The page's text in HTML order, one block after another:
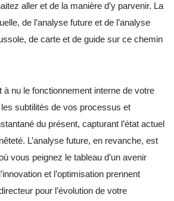
aller et de la manière d’y parvenir. La
de l’analyse future et de l’analyse
de carte et de guide sur ce chemin
à nu le fonctionnement interne de votre
subtilités de vos processus et
du présent, capturant l’état actuel
L’analyse future, en revanche, est
vous peignez le tableau d’un avenir
et l’optimisation prennent
pour l’évolution de votre